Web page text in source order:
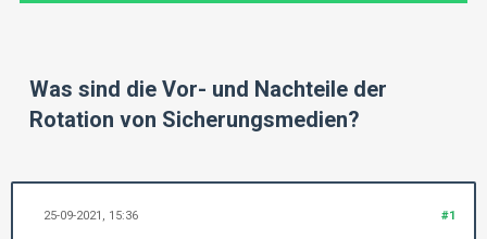
Was sind die Vor- und Nachteile der
Rotation von Sicherungsmedien?
#1
25-09-2021, 15:36